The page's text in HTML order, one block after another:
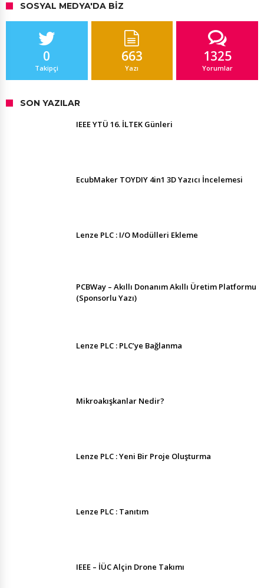
SOSYAL MEDYA'DA BIZ
0
Takipçi
663
Yazı
1325
Yorumlar
SON YAZILAR
IEEE YTÜ 16. İLTEK Günleri
EcubMaker TOYDIY 4in1 3D Yazıcı İncelemesi
Lenze PLC : I/O Modülleri Ekleme
PCBWay – Akıllı Donanım Akıllı Üretim Platformu
(Sponsorlu Yazı)
Lenze PLC : PLC’ye Bağlanma
Mikroakışkanlar Nedir?
Lenze PLC : Yeni Bir Proje Oluşturma
Lenze PLC : Tanıtım
IEEE – İÜC Alçin Drone Takımı